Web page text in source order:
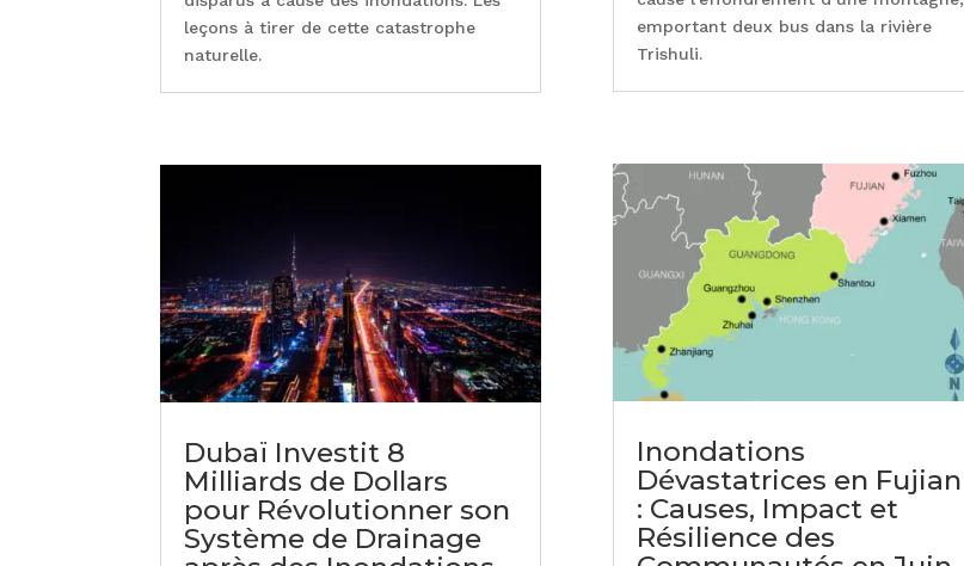
leçons à tirer de cette catastrophe
naturelle.
Dubaï Investit 8
Milliards de Dollars
pour Révolutionner son
Système de Drainage
emportant deux bus dans la rivière
Trishuli.
Inondations
Dévastatrices en Fujian
: Causes, Impact et
Résilience des